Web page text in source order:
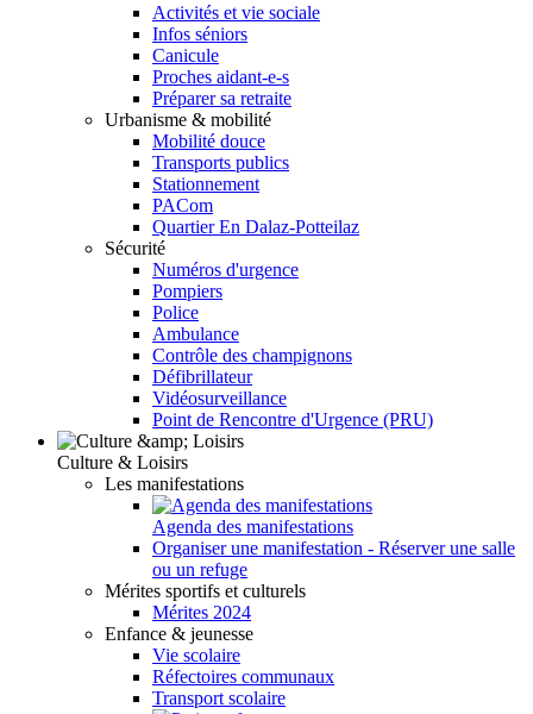
Activités et vie sociale
Infos séniors
Canicule
Proches aidant-e-s
Préparer sa retraite
Urbanisme & mobilité
Mobilité douce
Transports publics
Stationnement
PACom
Quartier En Dalaz-Potteilaz
Sécurité
Numéros d'urgence
Pompiers
Police
Ambulance
Contrôle des champignons
Défibrillateur
Vidéosurveillance
Point de Rencontre d'Urgence (PRU)
Culture & Loisirs
Les manifestations
Agenda des manifestations
Organiser une manifestation - Réserver une salle
ou un refuge
Mérites sportifs et culturels
Mérites 2024
Enfance & jeunesse
Vie scolaire
Réfectoires communaux
Transport scolaire